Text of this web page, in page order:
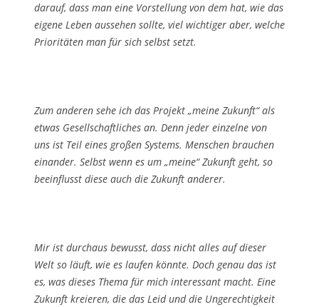
darauf, dass man eine Vorstellung von dem hat, wie das
eigene Leben aussehen sollte, viel wichtiger aber, welche
Prioritäten man für sich selbst setzt.
Zum anderen sehe ich das Projekt „meine Zukunft“ als
etwas Gesellschaftliches an. Denn jeder einzelne von
uns ist Teil eines großen Systems. Menschen brauchen
einander. Selbst wenn es um „meine“ Zukunft geht, so
beeinflusst diese auch die Zukunft anderer.
Mir ist durchaus bewusst, dass nicht alles auf dieser
Welt so läuft, wie es laufen könnte. Doch genau das ist
es, was dieses Thema für mich interessant macht. Eine
Zukunft kreieren, die das Leid und die Ungerechtigkeit